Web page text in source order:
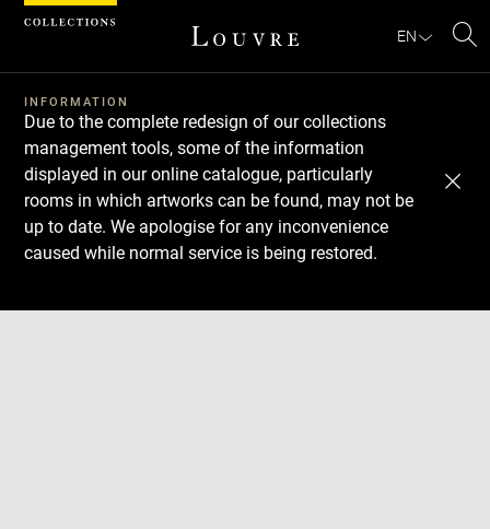
EN
INFORMATION
Due to the complete redesign of our collections
management tools, some of the information
displayed in our online catalogue, particularly
rooms in which artworks can be found, may not be
up to date. We apologise for any inconvenience
caused while normal service is being restored.
Download
Next
Previous
Cookies management panel